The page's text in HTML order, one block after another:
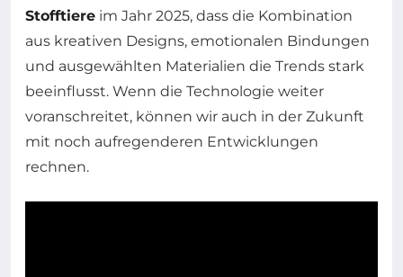
Stofftiere im Jahr 2025, dass die Kombination
aus kreativen Designs, emotionalen Bindungen
und ausgewählten Materialien die Trends stark
beeinflusst. Wenn die Technologie weiter
voranschreitet, können wir auch in der Zukunft
mit noch aufregenderen Entwicklungen
rechnen.